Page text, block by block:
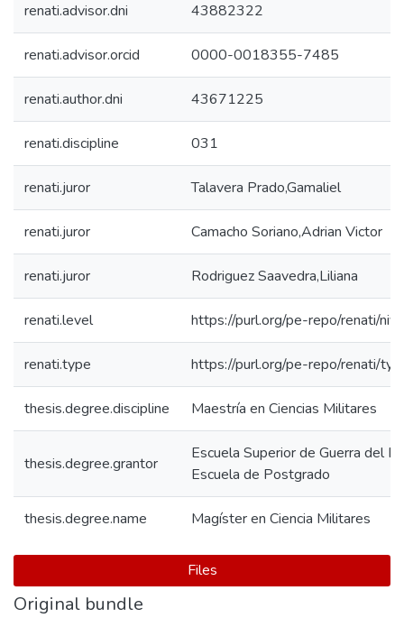
renati.advisor.dni 43882322
renati.advisor.orcid 0000-0018355-7485
renati.author.dni 43671225
renati.discipline 031
renati.juror Talavera Prado,Gamaliel
renati.juror Camacho Soriano,Adrian Victor
renati.juror Rodriguez Saavedra,Liliana
renati.level https://purl.org/pe-repo/renati/
renati.type https://purl.org/pe-repo/renati/
thesis.degree.discipline Maestría en Ciencias Militares
thesis.degree.grantor
Escuela Superior de Guerra del
Escuela de Postgrado
thesis.degree.name Magíster en Ciencia Militares
Files
Original bundle